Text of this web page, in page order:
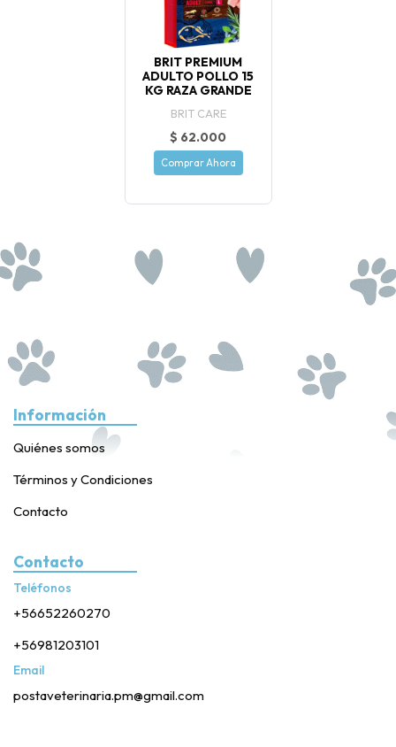
BRIT PREMIUM
ADULTO POLLO 15
KG RAZA GRANDE
BRIT CARE
$ 62.000
Comprar Ahora
Información
Quiénes somos
Términos y Condiciones
Contacto
Contacto
Teléfonos
+56652260270
+56981203101
Email
postaveterinaria.pm@gmail.com